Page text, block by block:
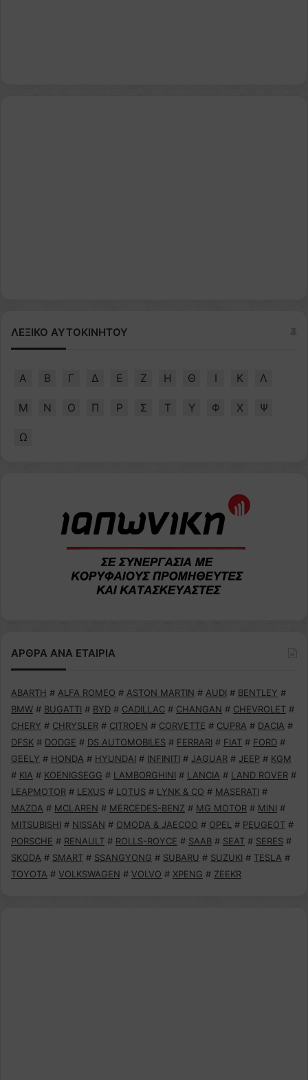
ΛΕΞΙΚΟ ΑΥΤΟΚΙΝΗΤΟΥ
Α Β Γ Δ Ε Ζ Η Θ Ι Κ Λ
Μ Ν Ο Π Ρ Σ Τ Υ Φ Χ Ψ
Ω
ΑΡΘΡΑ ΑΝΑ ΕΤΑΙΡΙΑ
ABARTH # ALFA ROMEO # ASTON MARTIN # AUDI # BENTLEY #
BMW # BUGATTI # BYD # CADILLAC # CHANGAN # CHEVROLET #
CHERY # CHRYSLER # CITROEN # CORVETTE # CUPRA # DACIA #
DFSK # DODGE # DS AUTOMOBILES # FERRARI # FIAT # FORD #
GEELY # HONDA # HYUNDAI # INFINITI # JAGUAR # JEEP # KGM
# KIA # KOENIGSEGG # LAMBORGHINI # LANCIA # LAND ROVER #
LEAPMOTOR # LEXUS # LOTUS # LYNK & CO # MASERATI #
MAZDA # MCLAREN # MERCEDES-BENZ # MG MOTOR # MINI #
MITSUBISHI # NISSAN # OMODA & JAECOO # OPEL # PEUGEOT #
PORSCHE # RENAULT # ROLLS-ROYCE # SAAB # SEAT # SERES #
SKODA # SMART # SSANGYONG # SUBARU # SUZUKI # TESLA #
TOYOTA # VOLKSWAGEN # VOLVO # XPENG # ZEEKR